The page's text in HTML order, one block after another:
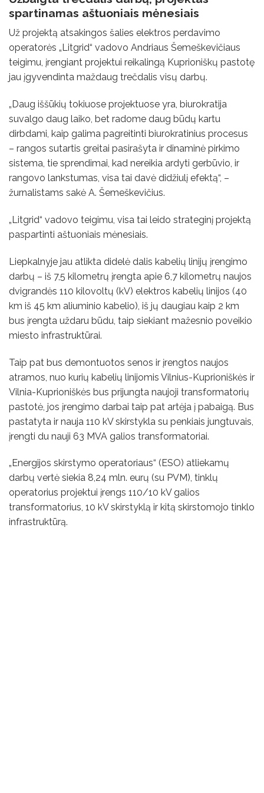
spartinamas aštuoniais mėnesiais
Už projektą atsakingos šalies elektros perdavimo
operatorės „Litgrid“ vadovo Andriaus Šemeškevičiaus
teigimu, įrengiant projektui reikalingą Kuprioniškų pastotę
jau įgyvendinta maždaug trečdalis visų darbų.
„Daug iššūkių tokiuose projektuose yra, biurokratija
suvalgo daug laiko, bet radome daug būdų kartu
dirbdami, kaip galima pagreitinti biurokratinius procesus
– rangos sutartis greitai pasirašyta ir dinaminė pirkimo
sistema, tie sprendimai, kad nereikia ardyti gerbūvio, ir
rangovo lankstumas, visa tai davė didžiulį efektą“, –
žurnalistams sakė A. Šemeškevičius.
„Litgrid“ vadovo teigimu, visa tai leido strateginį projektą
paspartinti aštuoniais mėnesiais.
Liepkalnyje jau atlikta didelė dalis kabelių linijų įrengimo
darbų – iš 7,5 kilometrų įrengta apie 6,7 kilometrų naujos
dvigrandės 110 kilovoltų (kV) elektros kabelių linijos (40
km iš 45 km aliuminio kabelio), iš jų daugiau kaip 2 km
bus įrengta uždaru būdu, taip siekiant mažesnio poveikio
miesto infrastruktūrai.
Taip pat bus demontuotos senos ir įrengtos naujos
atramos, nuo kurių kabelių linijomis Vilnius-Kuprioniškės ir
Vilnia-Kuprioniškės bus prijungta naujoji transformatorių
pastotė, jos įrengimo darbai taip pat artėja į pabaigą. Bus
pastatyta ir nauja 110 kV skirstykla su penkiais jungtuvais,
įrengti du nauji 63 MVA galios transformatoriai.
„Energijos skirstymo operatoriaus“ (ESO) atliekamų
darbų vertė siekia 8,24 mln. eurų (su PVM), tinklų
operatorius projektui įrengs 110/10 kV galios
transformatorius, 10 kV skirstyklą ir kitą skirstomojo tinklo
infrastruktūrą.